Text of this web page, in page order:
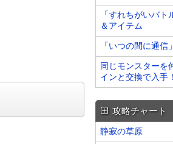
「すれちがいバ
＆アイテム
「いつの間に通
同じモンスターを
インと交換で入手！
攻略チャート
静寂の草原